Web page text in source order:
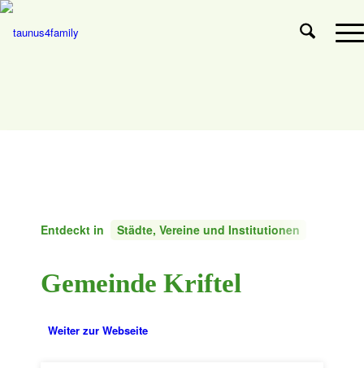
Entdeckt in Städte, Vereine und Institutionen
Gemeinde Kriftel
Weiter zur Webseite